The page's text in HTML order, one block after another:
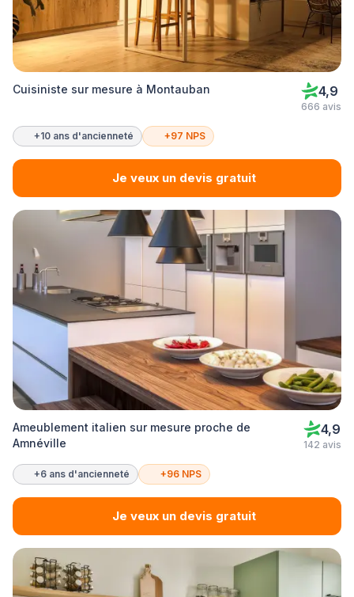
Cuisiniste sur mesure à Montauban 4,9
666 avis
+10 ans d'ancienneté +97 NPS
Je veux un devis gratuit
Ameublement italien sur mesure proche de
Amnéville
4,9
142 avis
+6 ans d'ancienneté +96 NPS
Je veux un devis gratuit